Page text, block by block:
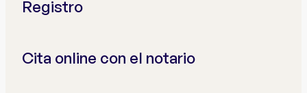
Registro
Cita online con el notario